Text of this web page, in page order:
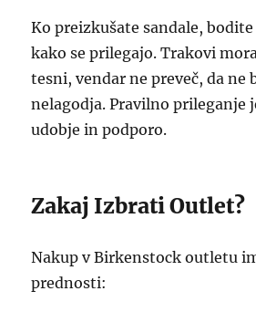
Ko preizkušate sandale,
kako se prilegajo. Trakovi
tesni, vendar ne preveč, da ne
nelagodja. Pravilno prileganje
udobje in podporo.
Zakaj Izbrati Outlet?
Nakup v Birkenstock outletu
prednosti: